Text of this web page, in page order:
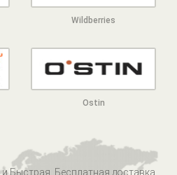
Wildberries
Ostin
Быстрая, Бесплатная доставка